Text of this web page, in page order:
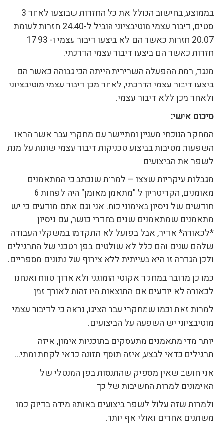
בממוצע, בחישוב הכולל את כל החזרות שבוצעו לאחר 3
סטים, דיבור עצמי מוטיבציוני הוביל ל-24.40 חזרות לעומת
20.07 חזרות כאשר הם לא ביצעו דיבור עצמי ו- 17.93
חזרות כאשר הם ביצעו דיבור עצמי הדרכתי.
מנגד, רמת ההפעלה השרירית הייתה הכי גבוהה כאשר הם
ביצעו דיבור עצמי הדרכתי, לאחר מכן דיבור עצמי מוטיבציוני
ולאחר מכן ללא דיבור עצמי.
סיכום אישי:
המחקר הנוכחי מעניין ומתיישר עם מחקרי עבר אשר הראו
השפעות מטיבות בביצוע טכניקות דיבור עצמי שונות על מנת
לשפר את הביצועים
מגבלות עיקריות שצצו – למרות שנכתב כי המתאמנים
מאומנים, הקריטריון ל "מתאמן מאומן" היה לפחות 6
חודשים של ניסיון באימוני כוח. אני וגם אתם מודעים כי יש
מתאמנים שמתאמנים שנים בחדרי כושר, עם ניסיון
*לכאורה* אדיר, אבל בפועל לא התקדמו במשקלי העבודה
שלהם שנים והם כלל לא שולטים בפן הטכני של התרגילים
ולכן הגדרה זו היא בעייתית ללא צירוף של נתונים מספריים.
כמו כן מדובר במחקר אקוטי הומוגני ולא ארוך טווח ואנחנו
לכאורה לא יודעים אם התוצאות היו זהות לאורך זמן
למרות זאת וכמו שמחקרי עבר הציגו, נראה כי לדיבור עצמי
מוטיבציוני יש השפעה על הביצועים.
יותר מדי מתאמנים מתעסקים בתוכניות אימון, איזה
תרגילים כדאי לבצע, איזה תוסף תזונה כדאי לקחת ומתי…
אני חושב שאין מספיק שהתנסות בפן המנטלי של
האימונים למרות החשיבות של כך
ולמרות שזה עלול לשפר ביצועים באותה מידה בדיוק כמו
משתנים אחרים ואולי אף יותר.